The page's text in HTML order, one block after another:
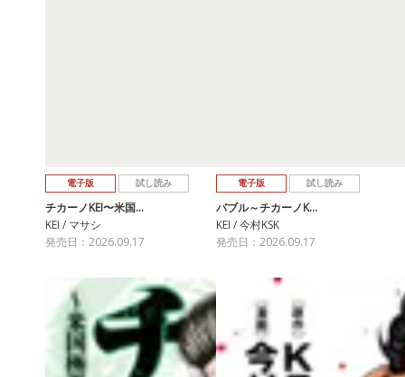
電子版 試し読み
チカーノKEI〜米国…
KEI / マサシ
発売日：2026.09.17
電子版 試し読み
バブル～チカーノK…
KEI / 今村KSK
発売日：2026.09.17